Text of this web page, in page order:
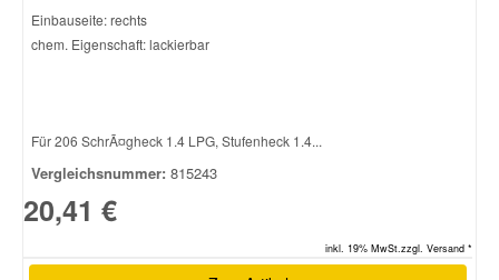
Einbauseite: rechts
chem. Eigenschaft: lackierbar
Für 206 SchrÃ¤gheck 1.4 LPG, Stufenheck 1.4...
Vergleichsnummer: 815243
20,41 €
inkl. 19% MwSt.zzgl. Versand *
Smart Ersatzteile
Toyota Ersatzteile
Vauxhall Ersatzteile